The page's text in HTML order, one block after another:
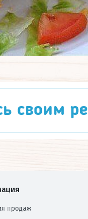
Посмотреть
своим
продаж